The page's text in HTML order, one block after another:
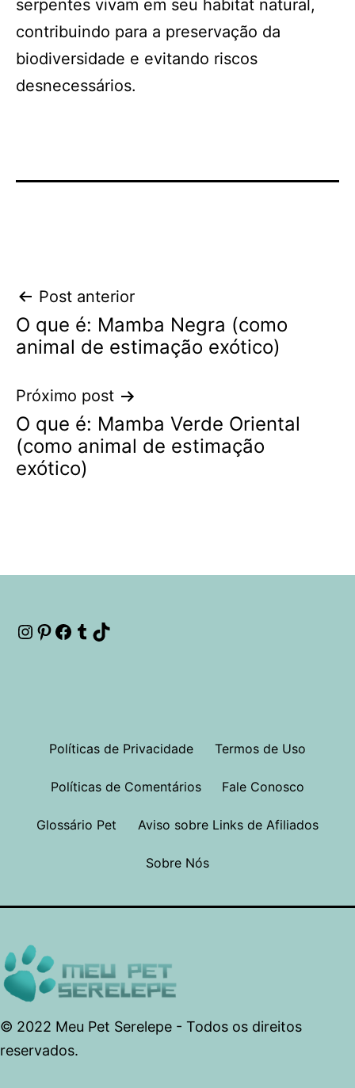
serpentes vivam em seu habitat natural,
contribuindo para a preservação da
biodiversidade e evitando riscos
desnecessários.
Navegação
de
Post anterior
O que é: Mamba Negra (como
animal de estimação exótico)
Próximo post
O que é: Mamba Verde Oriental
(como animal de estimação
exótico)
Instagram
Pinterest
Facebook
Tumblr
Políticas de Privacidade Termos de Uso
Políticas de Comentários Fale Conosco
Glossário Pet Aviso sobre Links de Afiliados
Sobre Nós
© 2022 Meu Pet Serelepe - Todos os direitos
reservados.